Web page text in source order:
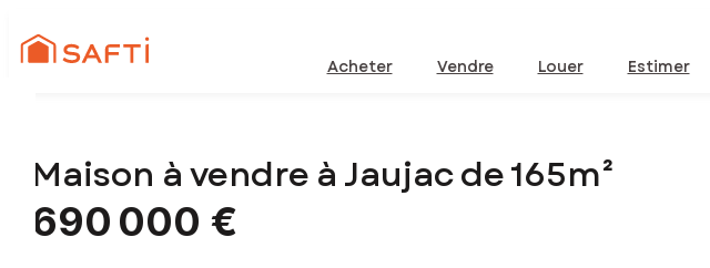
Acheter Vendre Louer Estimer
Maison à vendre à Jaujac de 165m²
690 000 €